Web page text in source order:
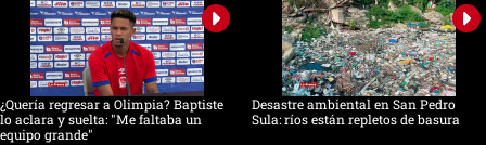
¿Quería regresar a Olimpia? Baptiste
lo aclara y suelta: "Me faltaba un
equipo grande"
Desastre ambiental en San Pedro
Sula: ríos están repletos de basura